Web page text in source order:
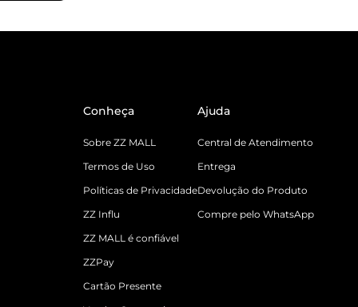
Conheça
Sobre ZZ MALL
Termos de Uso
Políticas de Privacidade
ZZ Influ
ZZ MALL é confiável
ZZPay
Cartão Presente
Ajuda
Central de Atendimento
Entrega
Devolução do Produto
Compre pelo WhatsApp